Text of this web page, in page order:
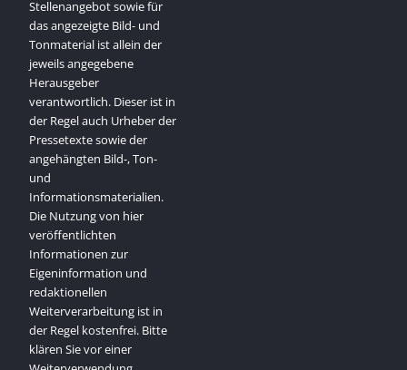
Stellenangebot sowie für
das angezeigte Bild- und
Tonmaterial ist allein der
jeweils angegebene
Herausgeber
verantwortlich. Dieser ist in
der Regel auch Urheber der
Pressetexte sowie der
angehängten Bild-, Ton-
und
Informationsmaterialien.
Die Nutzung von hier
veröffentlichten
Informationen zur
Eigeninformation und
redaktionellen
Weiterverarbeitung ist in
der Regel kostenfrei. Bitte
klären Sie vor einer